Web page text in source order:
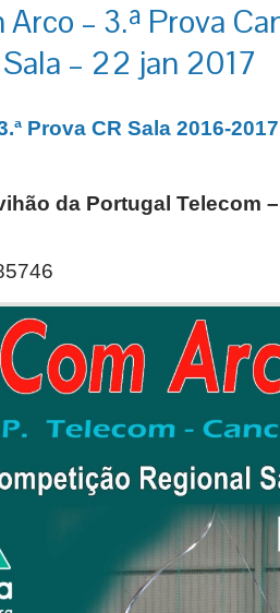
– 3.ª Prova
– 22 jan 2017
Prova CR Sala 2016-2017
da Portugal Telecom